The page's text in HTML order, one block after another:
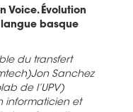
Voice. Évolution
basque
du transfert
Sanchez
de l’UPV)
informaticien et